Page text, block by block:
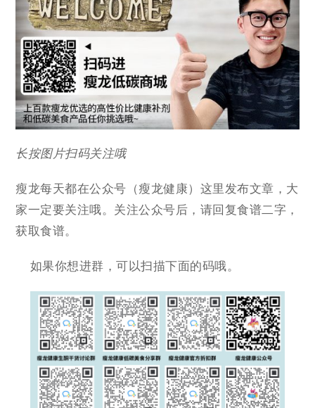
长按图片扫码关注哦
瘦龙每天都在公众号（瘦龙健康）这里发布文章，大
家一定要关注哦。关注公众号后，请回复食谱二字，
获取食谱。
如果你想进群，可以扫描下面的码哦。